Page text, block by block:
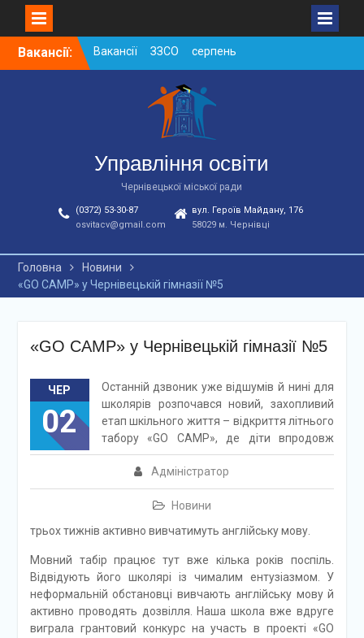
SkipВакансії:
Вакансії ЗЗСО червень
2026
Вакансії у ЗДО та
дошкільних підрозділах
ЗЗСО станом на
01.08.2026 р.
Вакансії ЗЗСО серпень
2026
Управління освіти
Чернівецької міської ради
(0372) 53-30-87
osvitacv@gmail.com
вул. Героїв Майдану, 176
58029 м. Чернівці
Головна
Новини
«GO CAMP» у Чернівецькій гімназії №5
«GO CAMP» у Чернівецькій гімназії №5
ЧЕР
02
Адміністратор
Новини
Останній дзвоник уже відшумів й нині для
школярів розпочався новий, захопливий
етап шкільного життя – відкриття літнього
табору «GO CAMP», де діти впродовж
трьох тижнів активно вивчатимуть англійську мову.
Мовний табір працює тут вже кілька років поспіль.
Відвідують його школярі із чималим ентузіазмом. У
неформальній обстановці вивчають англійську мову й
активно проводять дозвілля. Наша школа вже вдруге
виграла грантовий конкурс на участь в проекті «GO